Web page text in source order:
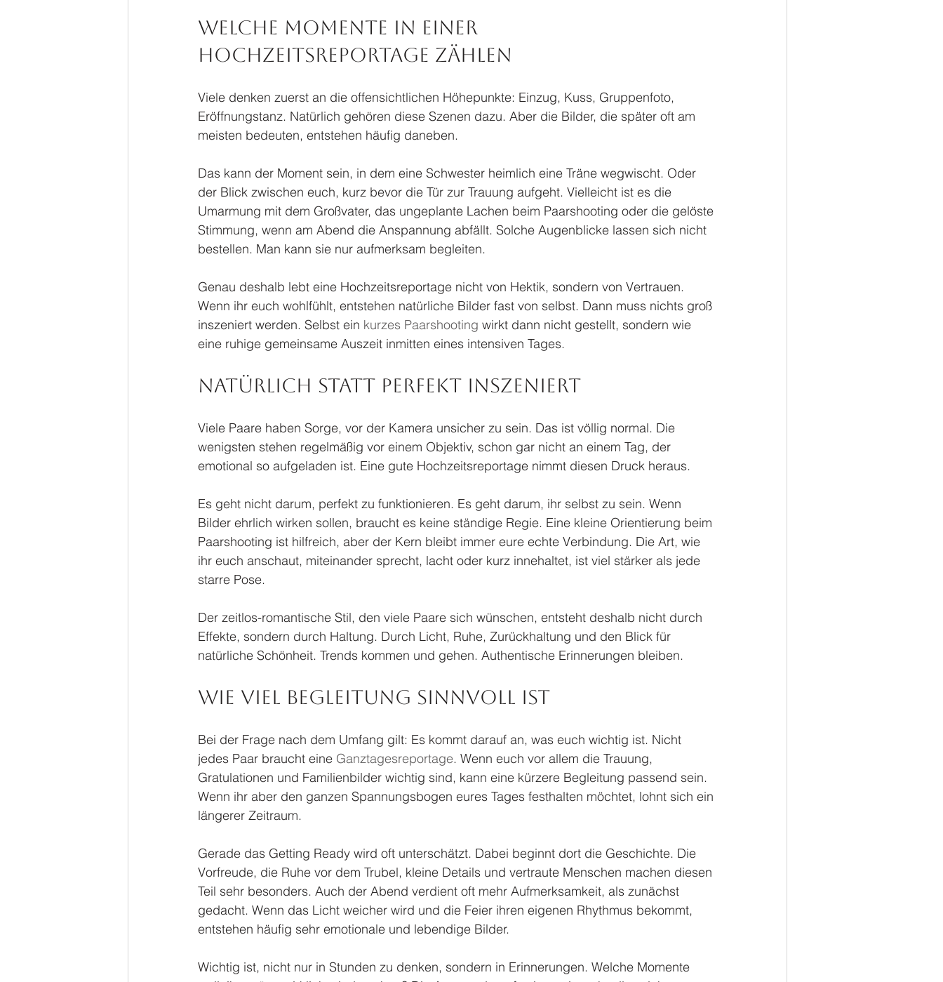
Welche Momente in einer
Hochzeitsreportage zählen
Viele denken zuerst an die offensichtlichen Höhepunkte: Einzug, Kuss, Gruppenfoto,
Eröffnungstanz. Natürlich gehören diese Szenen dazu. Aber die Bilder, die später oft am
meisten bedeuten, entstehen häufig daneben.
Das kann der Moment sein, in dem eine Schwester heimlich eine Träne wegwischt. Oder
der Blick zwischen euch, kurz bevor die Tür zur Trauung aufgeht. Vielleicht ist es die
Umarmung mit dem Großvater, das ungeplante Lachen beim Paarshooting oder die gelöste
Stimmung, wenn am Abend die Anspannung abfällt. Solche Augenblicke lassen sich nicht
bestellen. Man kann sie nur aufmerksam begleiten.
Genau deshalb lebt eine Hochzeitsreportage nicht von Hektik, sondern von Vertrauen.
Wenn ihr euch wohlfühlt, entstehen natürliche Bilder fast von selbst. Dann muss nichts groß
inszeniert werden. Selbst ein kurzes Paarshooting wirkt dann nicht gestellt, sondern wie
eine ruhige gemeinsame Auszeit inmitten eines intensiven Tages.
Natürlich statt perfekt inszeniert
Viele Paare haben Sorge, vor der Kamera unsicher zu sein. Das ist völlig normal. Die
wenigsten stehen regelmäßig vor einem Objektiv, schon gar nicht an einem Tag, der
emotional so aufgeladen ist. Eine gute Hochzeitsreportage nimmt diesen Druck heraus.
Es geht nicht darum, perfekt zu funktionieren. Es geht darum, ihr selbst zu sein. Wenn
Bilder ehrlich wirken sollen, braucht es keine ständige Regie. Eine kleine Orientierung beim
Paarshooting ist hilfreich, aber der Kern bleibt immer eure echte Verbindung. Die Art, wie
ihr euch anschaut, miteinander sprecht, lacht oder kurz innehaltet, ist viel stärker als jede
starre Pose.
Der zeitlos-romantische Stil, den viele Paare sich wünschen, entsteht deshalb nicht durch
Effekte, sondern durch Haltung. Durch Licht, Ruhe, Zurückhaltung und den Blick für
natürliche Schönheit. Trends kommen und gehen. Authentische Erinnerungen bleiben.
Wie viel Begleitung sinnvoll ist
Bei der Frage nach dem Umfang gilt: Es kommt darauf an, was euch wichtig ist. Nicht
jedes Paar braucht eine Ganztagesreportage. Wenn euch vor allem die Trauung,
Gratulationen und Familienbilder wichtig sind, kann eine kürzere Begleitung passend sein.
Wenn ihr aber den ganzen Spannungsbogen eures Tages festhalten möchtet, lohnt sich ein
längerer Zeitraum.
Gerade das Getting Ready wird oft unterschätzt. Dabei beginnt dort die Geschichte. Die
Vorfreude, die Ruhe vor dem Trubel, kleine Details und vertraute Menschen machen diesen
Teil sehr besonders. Auch der Abend verdient oft mehr Aufmerksamkeit, als zunächst
gedacht. Wenn das Licht weicher wird und die Feier ihren eigenen Rhythmus bekommt,
entstehen häufig sehr emotionale und lebendige Bilder.
Wichtig ist, nicht nur in Stunden zu denken, sondern in Erinnerungen. Welche Momente